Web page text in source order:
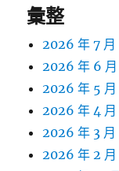
彙整
2026 年 7 月
2026 年 6 月
2026 年 5 月
2026 年 4 月
2026 年 3 月
2026 年 2 月